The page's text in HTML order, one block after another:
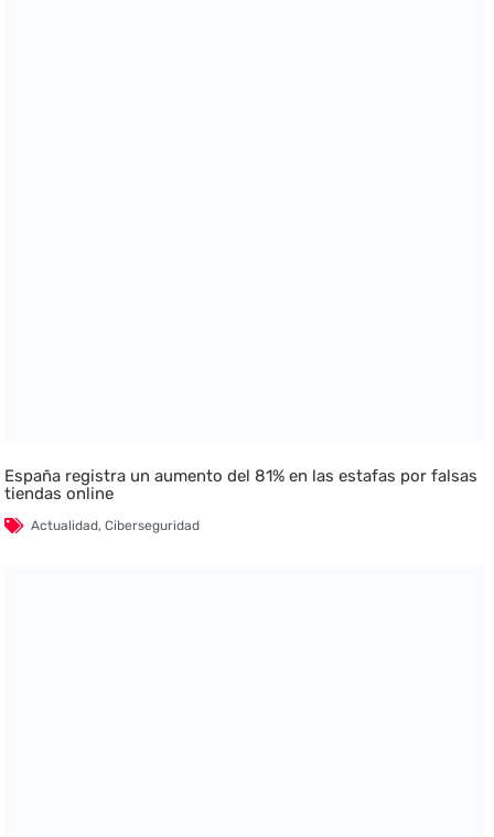
España registra un aumento del 81% en las estafas por falsas
tiendas online
Actualidad,Ciberseguridad